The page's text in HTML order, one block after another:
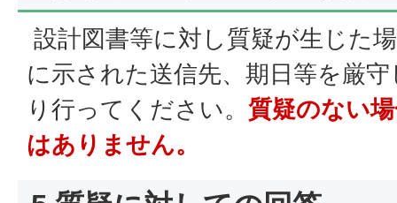
設計図書等に対し質疑が生じた
に示された送信先、期日等を厳
り行ってください。 質疑のない
はありません。